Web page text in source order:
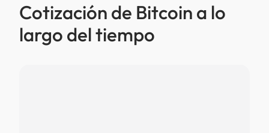
Cotización de Bitcoin a lo
largo del tiempo